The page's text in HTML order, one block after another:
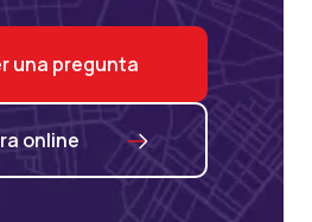
una pregunta
online